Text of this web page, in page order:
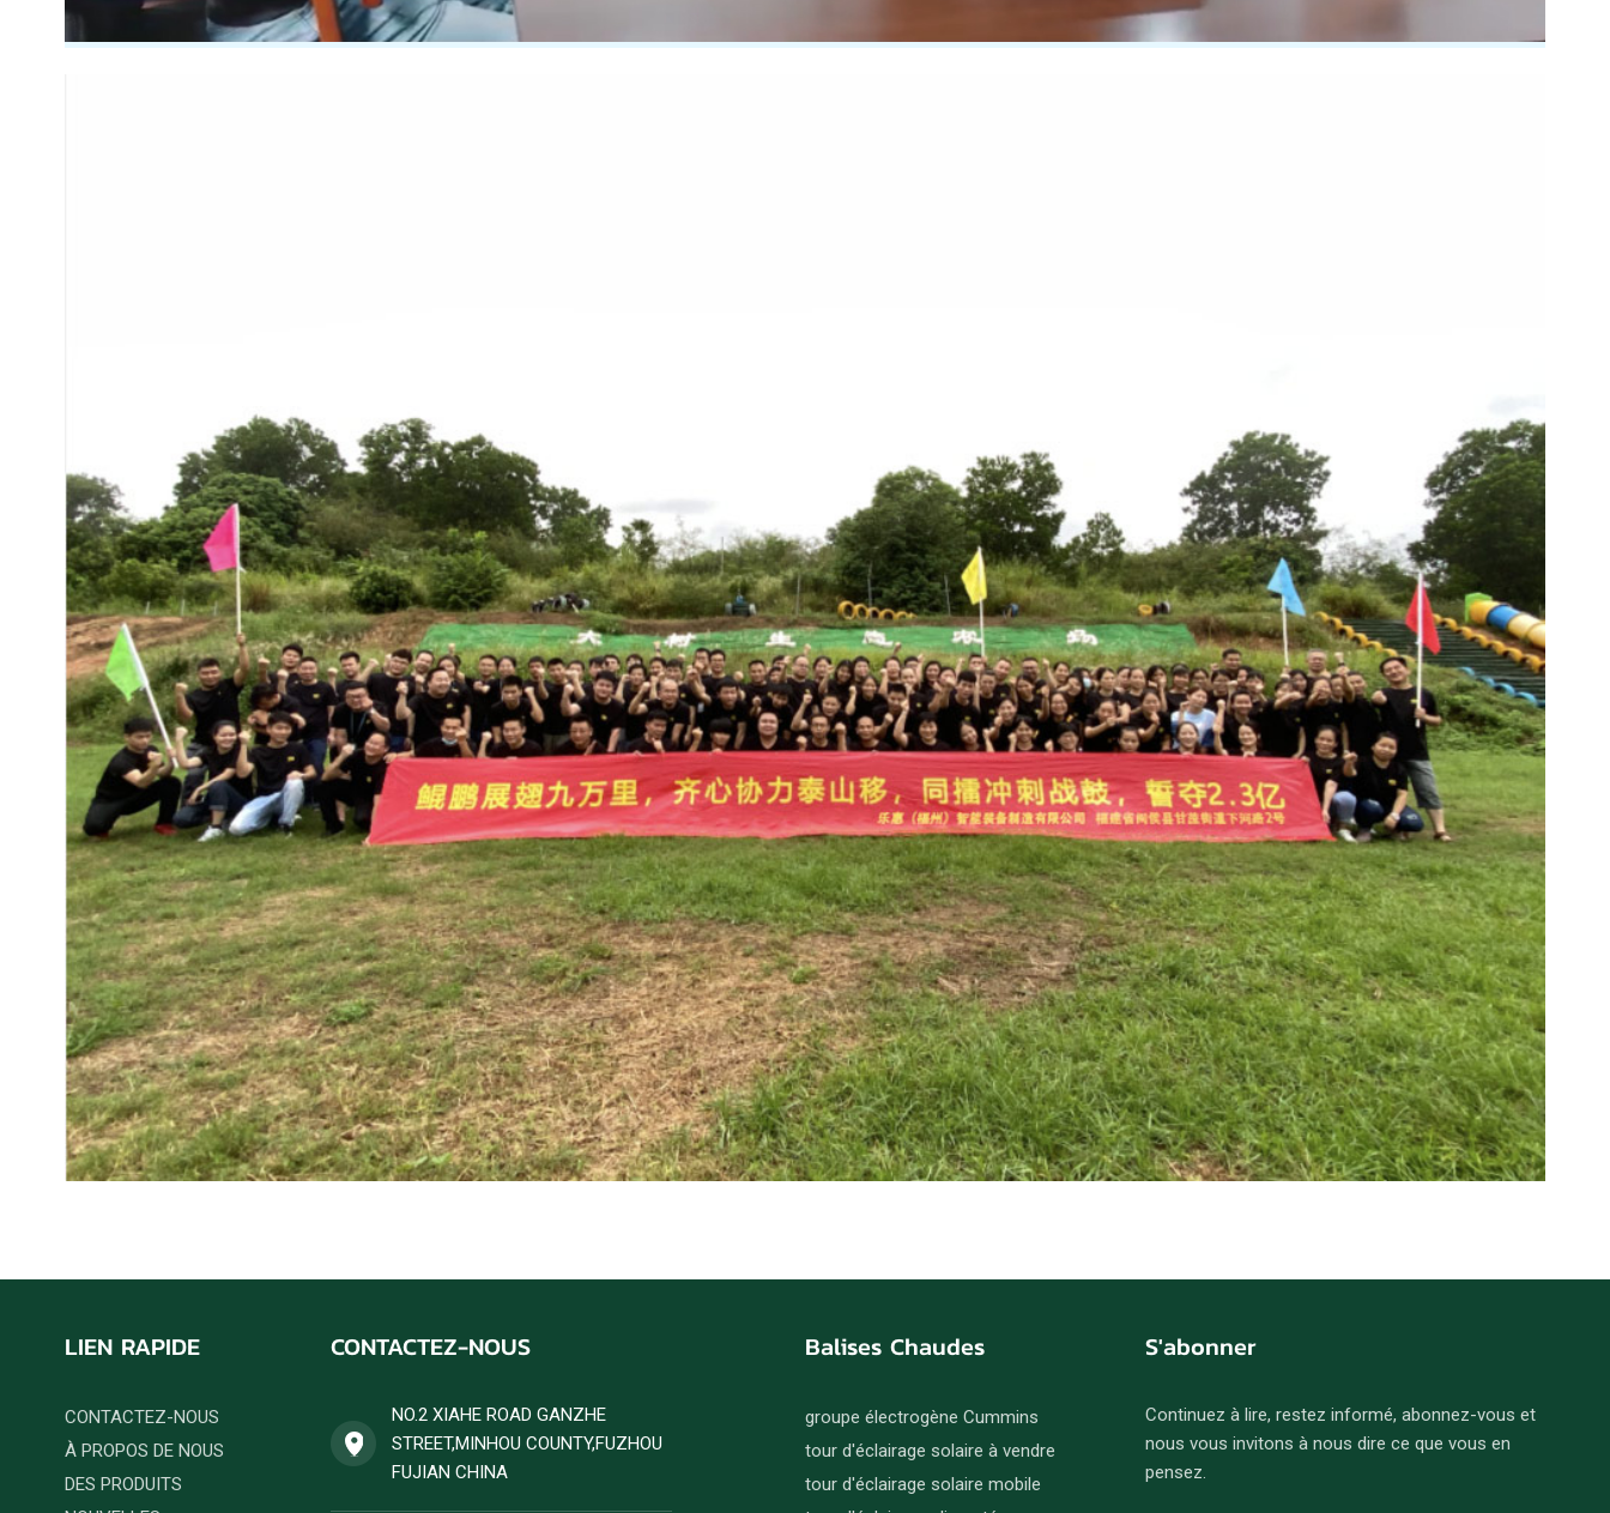
LIEN RAPIDE
CONTACTEZ-NOUS
À PROPOS DE NOUS
DES PRODUITS
CONTACTEZ-NOUS
NO.2 XIAHE ROAD GANZHE
STREET,MINHOU COUNTY,FUZHOU
FUJIAN CHINA
Balises Chaudes
groupe électrogène Cummins
tour d'éclairage solaire à vendre
tour d'éclairage solaire mobile
S'abonner
Continuez à lire, restez informé, abonnez-vous et
nous vous invitons à nous dire ce que vous en
pensez.